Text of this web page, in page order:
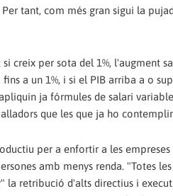
tant, com més gran sigui la
creix per sota del 1%, l'augment
a un 1%, i si el PIB arriba a o
ja fórmules de salari
que les que ja ho
per a enfortir a les
amb menys renda. "Totes
retribució d'alts directius i